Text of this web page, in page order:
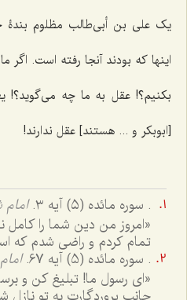
یک علی ‌بن ‌أبی‌طالب مظلوم بندۀ
اینها که بودند آنجا رفته است.
بکنیم؟! عقل به ما چه‌ می‌گوید؟!
[ابوبکر و ... هستند] عقل ندارند!
. سوره مائده (٥) آیه ٣.
«امروز من دین شما را کامل
تمام کردم و راضی شدم که
. سوره مائده (5) آیه 67.
«اى رسول ما! تبليغ کن و